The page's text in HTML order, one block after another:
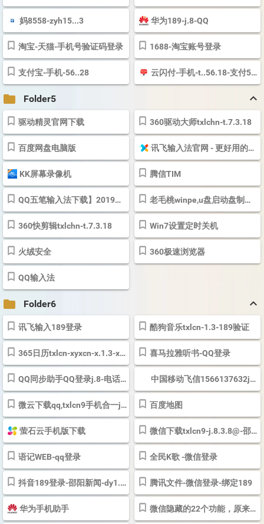
妈8558-zyh15...3 华为189-j.8-QQ
淘宝-天猫-手机号验证码登录 1688-淘宝账号登录
支付宝-手机-56..28 云闪付-手机-t..56.18-支付56.18M
folder Folder5 keyboard_arrow_up
驱动精灵官网下载 360驱动大师txlchn-t.7.3.18
百度网盘电脑版 讯飞输入法官网 - 更好用的手机输入法！
KK屏幕录像机 腾信TIM
QQ五笔输入法下载】2019年最新官方正式版QQ五笔输入法免费下载 - 腾讯软... 老毛桃winpe,u盘启动盘制作工具,u盘重装系统,老毛桃winpe下载
360快剪辑txlchn-t.7.3.18 Win7设置定时关机
火绒安全 360极速浏览器
QQ输入法
folder Folder6 keyboard_arrow_up
讯飞输入189登录 酷狗音乐txlcn-1.3-189验证
365日历txlcn-xyxcn-x.1.3-xyxgz--xlj8628-5.6.8 喜马拉雅听书-QQ登录
QQ同步助手QQ登录j.8-电话号码和应用程序备份 中国移动飞信1566137632j8-578784000
微云下载qq,txlcn9手机合一j.8 百度地图
萤石云手机版下载 微信下载txlcn9-j.8.3.8@-邵阳话读数字
语记WEB-qq登录 全民K歌 -微信登录
抖音189登录-邵阳新闻-dy1.3-今日头条登录-华声湖南在线 腾讯文件-微信登录-绑定189
华为手机助手 微信隐藏的22个功能，原来这么强大啊